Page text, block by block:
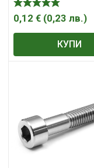
неръждаем M6x8
A2, 1 мм, DIN 912
0,12 € (0,23 лв.)
КУПИ